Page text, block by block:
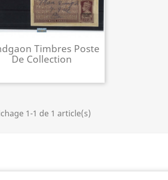
Timbres Poste
De Collection
1-1 de 1 article(s)